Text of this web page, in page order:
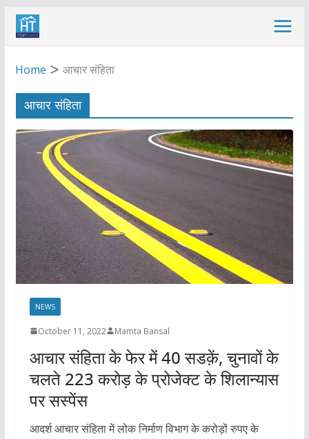
Skip
Home
आचार संहिता
आचार संहिता
NEWS
October 11, 2022 Mamta Bansal
आचार संहिता के फेर में 40 सडक़ें, चुनावों के
चलते 223 करोड़ के प्रोजेक्ट के शिलान्यास
पर सस्पेंस
आदर्श आचार संहिता में लोक निर्माण विभाग के करोड़ों रुपए के